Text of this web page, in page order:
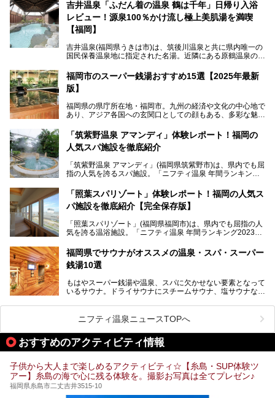
吉井温泉「ふだん着の温泉 鶴は千年」日帰り入浴
レビュー！源泉100％かけ流し極上美肌湯を満喫
【福岡】
吉井温泉(福岡県うきは市)は、筑後川温泉と共に県内唯一の
国民保養温泉地に指定された名湯。近隣にある原鶴温泉の観
す。
「ふだん着の温泉 鶴は千年」は、吉井温泉にある日帰り入
住民や温泉ファンに愛され続けています。今回は筆者自ら日
帰り入浴し、自慢の温泉を中心に詳細レビューします！
福岡市のスーパー銭湯おすすめ15選【2025年最新
版】
福岡県の県庁所在地・福岡市。九州の経済や文化の中心地で
あり、アジア各国への玄関口としての顔もある、多彩な魅力
そんな福岡市は、スーパー銭湯も多種多彩。玄界灘を眺めら
れるリゾート気分満点のスーパー銭湯から、繁華街近くのレ
いスーパー銭湯を一挙ご紹介します。
「筑紫野温泉 アマンディ」体験レポート！福岡の
人気スパ施設を徹底紹介
「筑紫野温泉 アマンディ」(福岡県筑紫野市)は、県内でも屈
指の人気を誇るスパ施設。「ニフティ温泉 年間ランキング2
入浴客で賑わっています。
そこで今回は、ニフティ温泉ライターである筆者が現地訪
ーム・併設するレストランを体験し、それらの全貌を徹底紹
介します！
「照葉スパリゾート」体験レポート！福岡の人気ス
パ施設を徹底紹介【完全保存版】
「照葉スパリゾート」(福岡県福岡市)は、県内でも屈指の人
気を誇る温浴施設。「ニフティ温泉 年間ランキング2023」
常連客で賑わっています。
そこで今回は、ニフティ温泉ライターである筆者が現地体
ューズメント・宿泊施設・グルメ・その他施設まで、多彩な
る全貌と魅力を徹底紹介します！
福岡県でサウナがオススメの温泉・スパ・スーパー
銭湯10選
もはやスーパー銭湯や温泉、スパに欠かせない要素となって
いるサウナ。ドライサウナにスチームサウナ、塩サウナな
ペース、ロウリュウなど、心ゆくまで楽しむためのサービス
が充実した施設も多くみられます。
今回はそんなサウナにこだわった、福岡県内のオススメ温
泉・銭湯・スパを10件紹介したいと思います！
ニフティ温泉ニュースTOPへ
おすすめのアクティビティ情報
子供から大人まで楽しめるアクティビティ☆【糸島・SUP体験ツ
アー】糸島の海で心に残る体験を。撮影お写真は全てプレゼン♪
福岡県糸島市二丈吉井3515-10